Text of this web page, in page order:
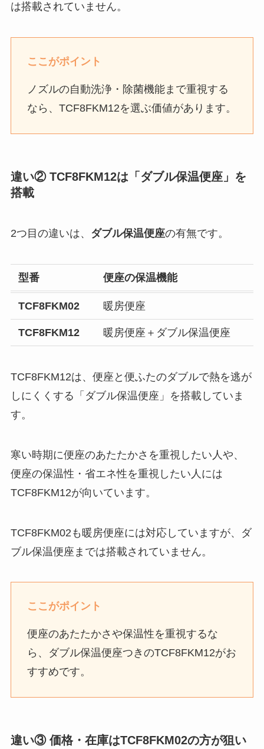
は搭載されていません。
ここがポイント
ノズルの自動洗浄・除菌機能まで重視する
なら、TCF8FKM12を選ぶ価値があります。
違い② TCF8FKM12は「ダブル保温便座」を
搭載
2つ目の違いは、 ダブル保温便座の有無です。
型番 便座の保温機能
TCF8FKM02 暖房便座
TCF8FKM12 暖房便座＋ダブル保温便座
TCF8FKM12は、便座と便ふたのダブルで熱を逃が
しにくくする「ダブル保温便座」を搭載していま
す。
寒い時期に便座のあたたかさを重視したい人や、
便座の保温性・省エネ性を重視したい人には
TCF8FKM12が向いています。
TCF8FKM02も暖房便座には対応していますが、ダ
ブル保温便座までは搭載されていません。
ここがポイント
便座のあたたかさや保温性を重視するな
ら、ダブル保温便座つきのTCF8FKM12がお
すすめです。
違い③ 価格・在庫はTCF8FKM02の方が狙い